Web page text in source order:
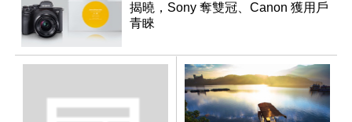
揭曉，Sony 奪雙冠、Canon 獲用戶
青睞